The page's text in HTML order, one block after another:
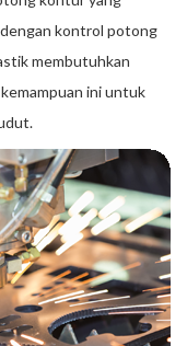
kontrol potong
membutuhkan
ini untuk